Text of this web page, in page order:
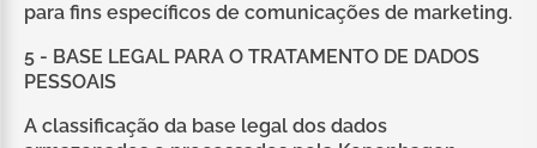
para fins específicos de comunicações de marketing.
5 - BASE LEGAL PARA O TRATAMENTO DE DADOS
PESSOAIS
A classificação da base legal dos dados